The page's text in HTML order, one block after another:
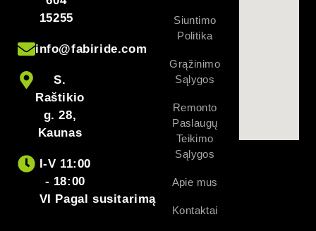
15255
info@fabiride.com
S.
Raštikio
g. 28,
Kaunas
I-V 11:00
- 18:00
VI Pagal susitarimą
Siuntimo
Politika
Grąžinimo
Sąlygos
Remonto
Paslaugų
Teikimo
Sąlygos
Apie mus
Kontaktai